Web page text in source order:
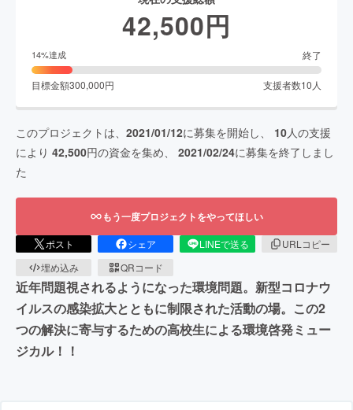
42,500円
14%達成 終了
目標金額300,000円 支援者数10 人
このプロジェクトは、 2021/01/12に募集を開始し、 10人の支援
により 42,500円の資金を集め、 2021/02/24に募集を終了しまし
た
もう一度プロジェクトをやってほしい
ポスト シェア LINEで送る
URLコピー
埋め込み
QRコード
近年問題視されるようになった環境問題。新型コロナウ
イルスの感染拡大とともに制限された活動の場。この2
つの解決に寄与するための高校生による環境啓発ミュー
ジカル！！